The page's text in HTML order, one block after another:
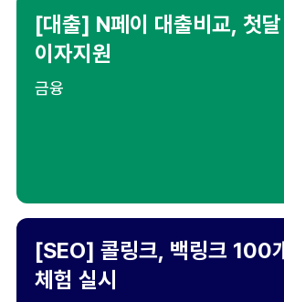
[대출] N페이 대출비교, 첫
이자지원
금융
[SEO] 콜링크, 백링크 100
체험 실시